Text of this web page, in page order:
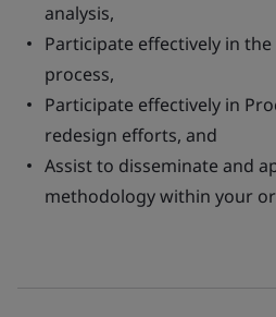
analysis,
Participate effectively in
process,
Participate effectively in
redesign efforts, and
Assist to disseminate and
methodology within your